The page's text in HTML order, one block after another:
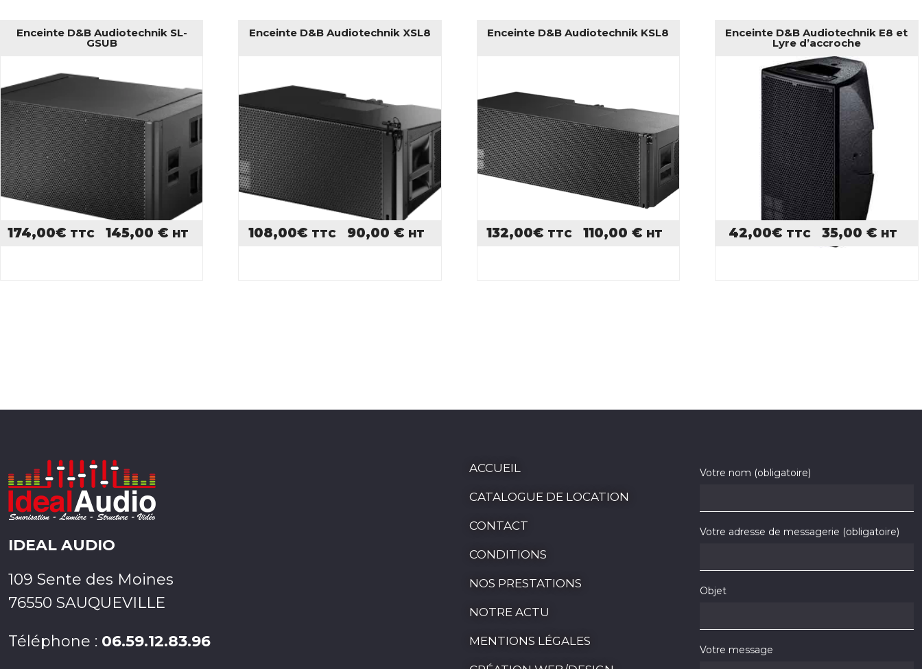
Enceinte D&B Audiotechnik SL-
GSUB
174,00€ TTC 145,00€ HT
Enceinte D&B Audiotechnik XSL8
108,00€ TTC 90,00€ HT
Enceinte D&B Audiotechnik KSL8
132,00€ TTC 110,00€ HT
Enceinte D&B Audiotechnik E8 et
Lyre d’accroche
42,00€ TTC 35,00€ HT
IDEAL AUDIO
109 Sente des Moines
76550 SAUQUEVILLE
Téléphone : 06.59.12.83.96
ACCUEIL
CATALOGUE DE LOCATION
CONTACT
CONDITIONS
NOS PRESTATIONS
NOTRE ACTU
MENTIONS LÉGALES
Votre nom (obligatoire)
Votre adresse de messagerie (obligatoire)
Objet
Votre message